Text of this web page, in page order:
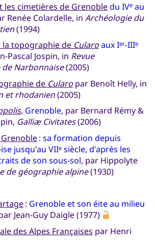
les cimetières de Grenobledu IVeau
Renée Colardelle, in Archéologie du
(1994)
la topographie de Cularoaux Ier-IIIe
Pascal Jospin, in Revue
Narbonnaise(2005)
de Cularopar Benoît Helly, in
et rhodanien(2005)
, Grenoble, par Bernard Rémy &
Galliæ Civitates(2006)
: sa formation depuis
jusqu'au VIIesiècle, d'après les
de son sous-sol, par Hippolyte
de géographie alpine(1930)
: Grenoble et son éite au milieu
Jean-Guy Daigle (1977)
des Alpes Françaises par Henri